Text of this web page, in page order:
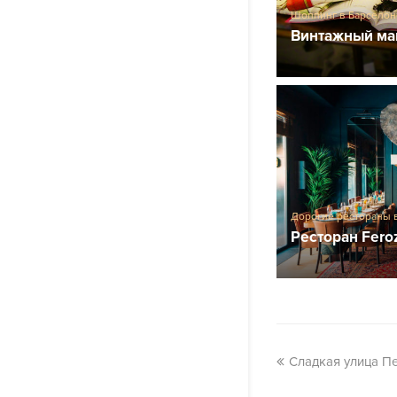
Шоппинг в
Винтажный
Дорогие рестораны
Барселоны
Ресторан
Сладкая улица